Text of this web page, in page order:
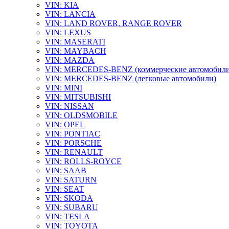
VIN: KIA
VIN: LANCIA
VIN: LAND ROVER, RANGE ROVER
VIN: LEXUS
VIN: MASERATI
VIN: MAYBACH
VIN: MAZDA
VIN: MERCEDES-BENZ (коммерческие
VIN: MERCEDES-BENZ (легковые автомобили)
VIN: MINI
VIN: MITSUBISHI
VIN: NISSAN
VIN: OLDSMOBILE
VIN: OPEL
VIN: PONTIAC
VIN: PORSCHE
VIN: RENAULT
VIN: ROLLS-ROYCE
VIN: SAAB
VIN: SATURN
VIN: SEAT
VIN: SKODA
VIN: SUBARU
VIN: TESLA
VIN: TOYOTA